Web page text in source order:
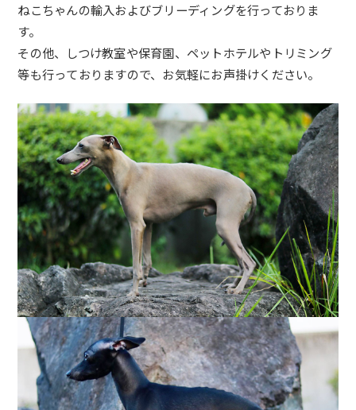
ねこちゃんの輸入およびブリーディングを行っておりま
す。
その他、しつけ教室や保育園、ペットホテルやトリミング
等も行っておりますので、お気軽にお声掛けください。